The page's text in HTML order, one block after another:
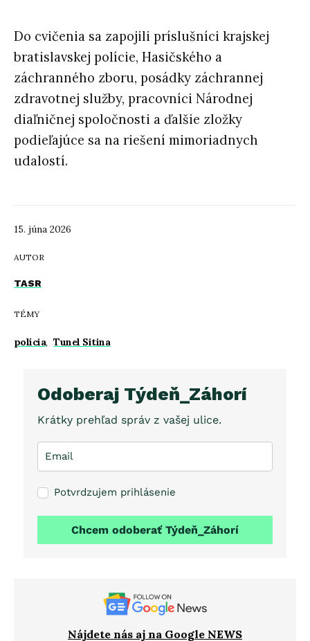
15. júna 2026
AUTOR
TASR
TÉMY
polícia, Tunel Sitina
Do cvičenia sa zapojili príslušníci krajskej
bratislavskej polície, Hasičského a
záchranného zboru, posádky záchrannej
zdravotnej služby, pracovníci Národnej
diaľničnej spoločnosti a ďalšie zložky
podieľajúce sa na riešení mimoriadnych
udalostí.
Odoberaj Týdeň_Záhorí
Krátky prehľad správ z vašej ulice.
Potvrdzujem prihlásenie
Chcem odoberať Týdeň_Záhorí
Nájdete nás aj na Google NEWS